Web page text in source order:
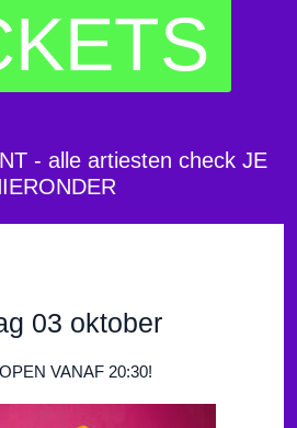
- alle artiesten check JE
03 oktober
VANAF 20:30!